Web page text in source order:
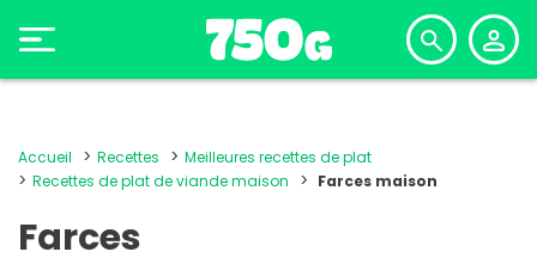
Accueil Recettes
Meilleures recettes de plat
Recettes de plat de viande maison
Farces maison
Farces